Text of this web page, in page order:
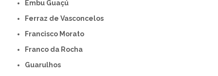
Embu Guaçú
Ferraz de Vasconcelos
Francisco Morato
Franco da Rocha
Guarulhos